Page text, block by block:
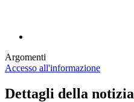
Argomenti
Accesso all'informazione
Dettagli della notizia